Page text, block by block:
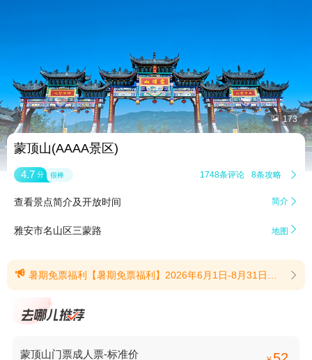
 173
蒙顶山(AAAA景区)
4.7 分 很棒 1748条评论 8条攻略 
查看景点简介及开放时间 简介 
雅安市名山区三蒙路 地图 
 暑期免票福利【暑期免票福利】2026年6月1日-8月31日，全国16周岁(含)以下学生,凭本人有效证件即可免票入园。全国16岁以上中学生及大学生(电大、夜大、成人教育、研究生等除外)，凭本人有效证件享门票半价优惠。(提示有效期2026/6/1至2026/8/31) 
蒙顶山门票成人票-标准价